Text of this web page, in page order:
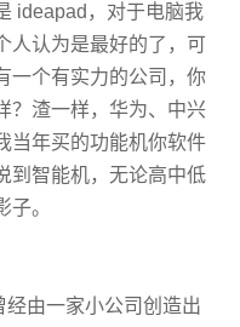
ideapad，对于电脑我
人认为是最好的了，可
一个有实力的公司，你
？渣一样，华为、中兴
当年买的功能机你软件
到智能机，无论高中低
子。
由一家小公司创造出